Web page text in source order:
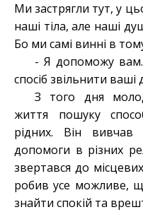
Ми застрягли тут, у
наші тіла, але наші
Бо ми самі винні в
- Я допоможу вам.
спосіб звільнити ваші
З того дня
життя пошуку
рідних. Він вивчав
допомоги в різних
звертався до
робив усе можливе,
знайти спокій та